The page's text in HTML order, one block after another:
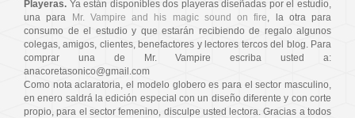
Playeras. Ya están disponibles dos playeras diseñadas por el estudio,
una para
Mr. Vampire and his magic sound on fire
, la otra para
consumo de el estudio y que estarán recibiendo de regalo algunos
colegas, amigos, clientes, benefactores y lectores tercos del blog. Para
comprar una de Mr. Vampire escriba usted a:
anacoretasonico@gmail.com
Como nota aclaratoria, el modelo globero es para el sector masculino,
en enero saldrá la edición especial con un diseño diferente y con corte
propio, para el sector femenino, disculpe usted lectora. Gracias a todos